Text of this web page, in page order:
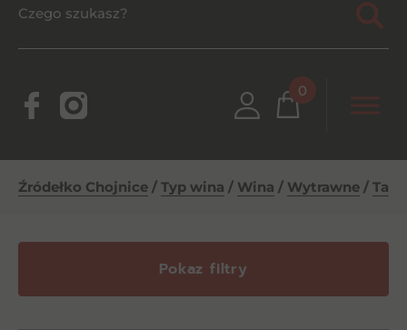
0
Źródełko Chojnice / Typ wina / Wina / Wytrawne /
Pokaz filtry